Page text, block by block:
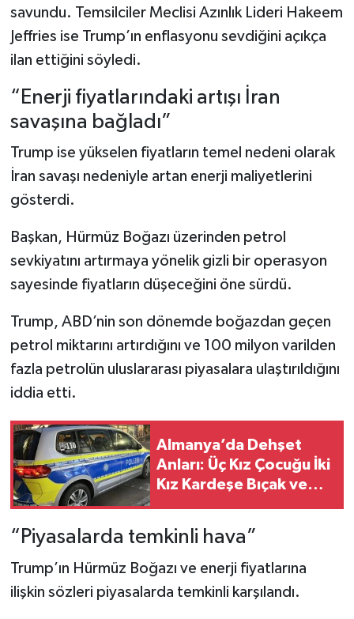
savundu. Temsilciler Meclisi Azınlık Lideri Hakeem
Jeffries ise Trump’ın enflasyonu sevdiğini açıkça
ilan ettiğini söyledi.
“Enerji fiyatlarındaki artışı İran
savaşına bağladı”
Trump ise yükselen fiyatların temel nedeni olarak
İran savaşı nedeniyle artan enerji maliyetlerini
gösterdi.
Başkan, Hürmüz Boğazı üzerinden petrol
sevkiyatını artırmaya yönelik gizli bir operasyon
sayesinde fiyatların düşeceğini öne sürdü.
Trump, ABD’nin son dönemde boğazdan geçen
petrol miktarını artırdığını ve 100 milyon varilden
fazla petrolün uluslararası piyasalara ulaştırıldığını
iddia etti.
Almanya’da Dehşet
Anları: Üç Kız Çocuğu İki
Kız Kardeşe Bıçak ve
“Piyasalarda temkinli hava”
Trump’ın Hürmüz Boğazı ve enerji fiyatlarına
ilişkin sözleri piyasalarda temkinli karşılandı.